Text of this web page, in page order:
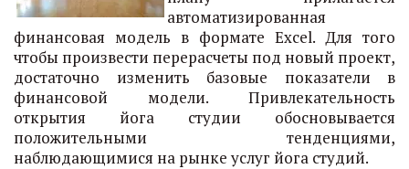
автоматизированная
финансовая модель в формате Excel. Для того
чтобы произвести перерасчеты под новый проект,
достаточно изменить базовые показатели в
финансовой модели. Привлекательность
открытия йога студии обосновывается
положительными тенденциями,
наблюдающимися на рынке услуг йога студий.